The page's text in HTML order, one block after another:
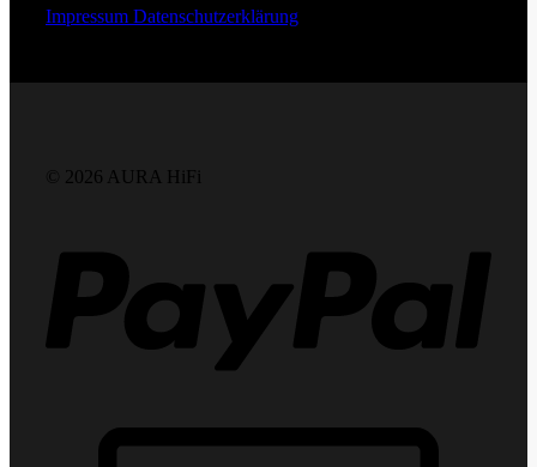
Impressum Datenschutzerklärung
© 2026 AURA HiFi